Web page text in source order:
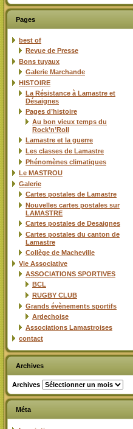
Pages
best of
Revue de Presse
Bons tuyaux
Galerie Marchande
HISTOIRE
La Résistance à Lamastre et
Désaignes
Pages d’histoire
Au bon vieux temps du
Rock’n’Roll
Lamastre et la guerre
Les classes de Lamastre
Phénomènes climatiques
Le MASTROU
Galerie
Cartes postales de Lamastre
Nouvelles cartes postales sur
LAMASTRE
Cartes postales de Desaignes
Cartes postales du canton de
Lamastre
Collège de Macheville
Vie Associative
ASSOCIATIONS SPORTIVES
BCL
RUGBY CLUB
Grands évènements sportifs
Ardechoise
Associations Lamastroises
contact
Archives
Archives
Méta